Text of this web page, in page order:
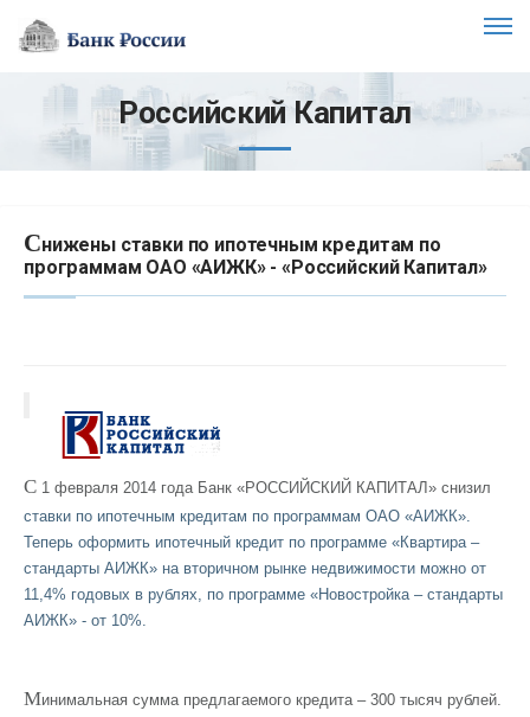
Российский Капитал
Снижены ставки по ипотечным кредитам по
программам ОАО «АИЖК» - «Российский Капитал»
С 1 февраля 2014 года Банк «РОССИЙСКИЙ КАПИТАЛ» снизил
ставки по ипотечным кредитам по программам ОАО «АИЖК».
Теперь оформить ипотечный кредит по программе «Квартира –
стандарты АИЖК» на вторичном рынке недвижимости можно от
11,4% годовых в рублях, по программе «Новостройка – стандарты
АИЖК» - от 10%.
Минимальная сумма предлагаемого кредита – 300 тысяч рублей.